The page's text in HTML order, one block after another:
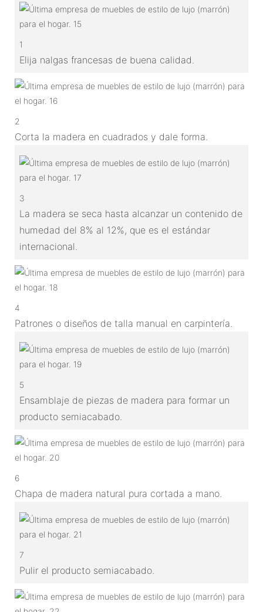
1
Elija nalgas francesas de buena calidad.
2
Corta la madera en cuadrados y dale forma.
3
La madera se seca hasta alcanzar un contenido de
humedad del 8% al 12%, que es el estándar
internacional.
4
Patrones o diseños de talla manual en carpintería.
5
Ensamblaje de piezas de madera para formar un
producto semiacabado.
6
Chapa de madera natural pura cortada a mano.
7
Pulir el producto semiacabado.